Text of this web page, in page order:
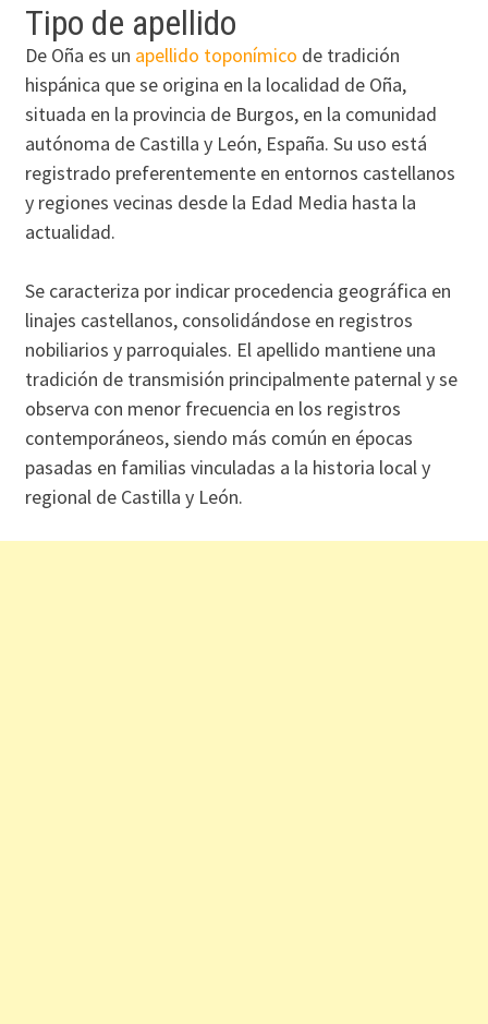
Tipo de apellido
De Oña es un apellido toponímico de tradición
hispánica que se origina en la localidad de Oña,
situada en la provincia de Burgos, en la comunidad
autónoma de Castilla y León, España. Su uso está
registrado preferentemente en entornos castellanos
y regiones vecinas desde la Edad Media hasta la
actualidad.
Se caracteriza por indicar procedencia geográfica en
linajes castellanos, consolidándose en registros
nobiliarios y parroquiales. El apellido mantiene una
tradición de transmisión principalmente paternal y se
observa con menor frecuencia en los registros
contemporáneos, siendo más común en épocas
pasadas en familias vinculadas a la historia local y
regional de Castilla y León.